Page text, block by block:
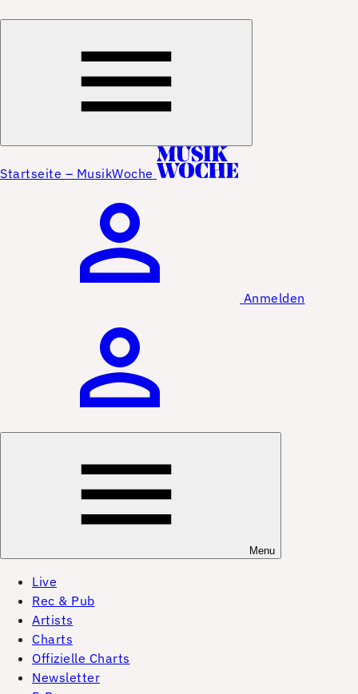
Startseite – MusikWoche
Anmelden
Menu
Live
Rec & Pub
Artists
Charts
Offizielle Charts
Newsletter